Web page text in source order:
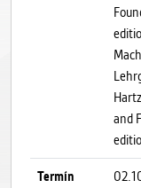
and
Termín